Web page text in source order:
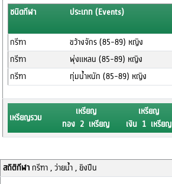
ชนิดกีฬา ประเภท (Events)
กรีฑา ขว้างจักร (85-89) หญิง
กรีฑา
พุ่งแหลน (85-89) หญิง
กรีฑา
ทุ่มน้ำหนัก (85-89) หญิง
เหรียญรวม
เหรียญ
ทอง 2 เหรียญ
เหรียญ
เงิน 1 เหรียญ
สถิติกีฬากรีฑา , ว่ายน้ำ , ยิงปืน